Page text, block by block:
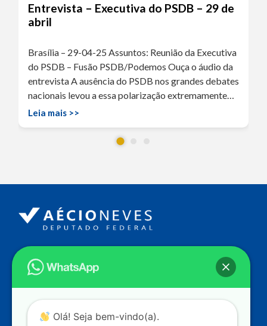
Entrevista – Executiva do PSDB – 29 de
abril
Brasília – 29-04-25 Assuntos: Reunião da Executiva
do PSDB – Fusão PSDB/Podemos Ouça o áudio da
entrevista A ausência do PSDB nos grandes debates
nacionais levou a essa polarização extremamente…
Leia mais >>
Endereço
Câmara dos Deputados
Ed. Principal, Ala C – Gabinete
Contato
dep.aecioneves@camara.leg.br
Olá! Seja bem-vindo(a).